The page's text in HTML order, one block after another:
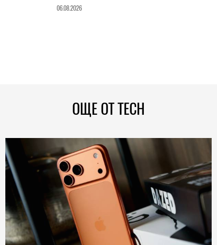
06.08.2026
ОЩЕ ОТ TECH